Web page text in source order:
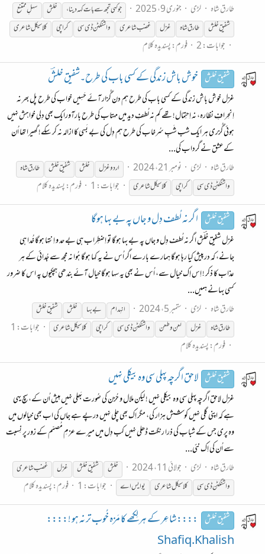
طارق شاہ
لڑی جنوری 9، 2025 جوكہی تجھ سے بات كہہ دينا، خلش
سہلِ ممتنع
شفیقخلش طارق شاہ غزل غضب شاعری واشنگٹن ڈی سی کراچی کلاسیکل شاعری
جوابات: 2 فورم:پسندیدہ کلام
شفیق خلش خوش باش زندگی کے کسی باب کی طرح۔شفیق خلشؔ
غزل خوش باش زندگی کے کسی باب کی طرح ہم دن گُزار آئے حَسِیں خواب کی طرح پل بھر نہ
اِنحِرافِ نظارہ، نہ اِحتِمال! تھے کم نہ لُطفِ دید میں مہتاب کی طرح بارآورایک بھی دِلی خواہش نہیں
ہوئی گُزری ہر ایک شب شَبِ سُرخاب کی طرح ہم دِل کی بے بَسی کا ازالہ نہ کر سکے! گھیرا تھا اُن
کےعشق نے گرداب کی...
طارق شاہ
لڑی نومبر 21، 2024 اردو غزل خلش شفیقخلش
طارق شاہ
واشنگٹن ڈی سی
کراچی کلاسیکل شاعری جوابات: 1 فورم:پسندیدہ کلام
شفیق خلش ا گر نہ لُطف دِل و جاں پہ بے بہا ہوگا
غزل شفیق خلؔش ا گر نہ لُطف دِل و جاں پہ بے بہا ہوگا تو اِضطِراب ہی بے حد و اِنتہا ہوگا خُدا ہی
جانے، کہ درپیش کیا رہا ہوگا ہمارے بارے اگر اُس نے یہ کہا ہوگا ہُوا نہ مجھ سے جُدائی کے ہر
عذاب کا ذکر ! اِس اِک خیال سے، اُس نے بھی یہ سہا ہوگا خیال آئے بندھی ہچکیوں پہ اس کا ضرور
کسی بہانے ہمیں...
طارق شاہ
لڑی ستمبر 5، 2024 انہِدام بے بہا خلش شفیقخلش
طارق شاہ
غزل لعن و طعن واشنگٹن ڈی سی کراچی کلاسیکل شاعری
جوابات: 1
فورم:پسندیدہ کلام
شفیق خلش لاحق اگرچہ پہلی سی وہ بیکلی نہیں
غزل لاحق اگرچہ پہلی سی وہ بیکلی نہیں ! لیکن ملال و حُزن کی صُورت بَھلی نہیں ہیش اُن کے، سچ یہی
ہے کہ اپنی گلی نہیں کوشش ہزار کی، مگر اِک بھی چلی نہیں درپے ہے جاں کی اب بھی خیالوں میں
وہ پری جس کے شباب کی ذرا رنگت ڈھلی نہیں کب دِل میں میرے عزمِ مُصمّم کے زور پر نِسبت
سے اُن کی اِک نئی...
طارق شاہ
لڑی جولائی 11، 2024 خلش شفیقخلش غزل
غضب شاعری
واشنگٹن ڈی سی
کلاسیکل شاعری یو ایس اے جوابات: 1 فورم:پسندیدہ کلام
شفیق خلش ::::شاعِر کے ہر لِکھے کا مَزہ خُوب تر نہ ہو !::::
Shafiq.Khalish